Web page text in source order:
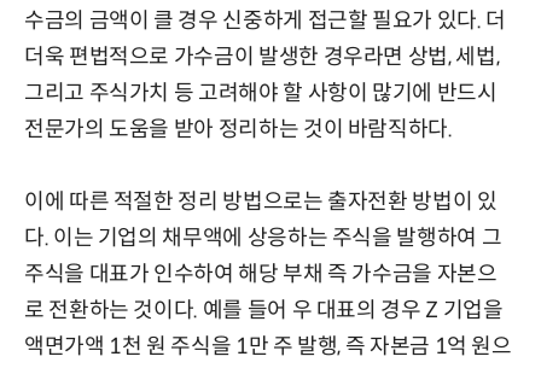
수금의 금액이 클 경우 신중하게 접근할 필요가 있다. 더
더욱 편법적으로 가수금이 발생한 경우라면 상법, 세법,
그리고 주식가치 등 고려해야 할 사항이 많기에 반드시
전문가의 도움을 받아 정리하는 것이 바람직하다.
이에 따른 적절한 정리 방법으로는 출자전환 방법이 있
다. 이는 기업의 채무액에 상응하는 주식을 발행하여 그
주식을 대표가 인수하여 해당 부채 즉 가수금을 자본으
로 전환하는 것이다. 예를 들어 우 대표의 경우 Z 기업을
액면가액 1천 원 주식을 1만 주 발행, 즉 자본금 1억 원으